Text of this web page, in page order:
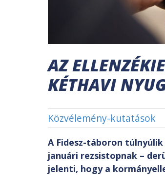
AZ
KÉTHAVI
Közvélemény-kutatások
A Fidesz-táboron
januári rezsistopnak –
jelenti, hogy a